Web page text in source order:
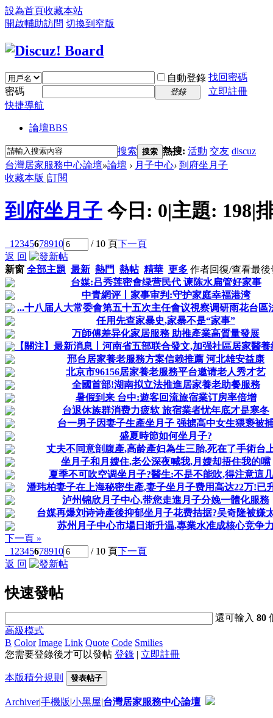
設為首頁收藏本站
開啟輔助訪問 切換到窄版
自動登錄 找回密碼
密碼
登錄
立即註冊
快捷導航
論壇BBS
搜索 搜索 熱搜: 活動 交友 discuz
台灣居家服務中心論壇»論壇 › 月子中心› 到府坐月子
收藏本版 |訂閱
到府坐月子 今日: 0|主題: 198|
1 2345678910 / 10 頁下一頁
返 回
新窗 全部主題 最新 熱門 熱帖 精華 更多 作者回復/查看最後
台媒:吕秀莲密會绿营民代 谏陈水扁管好家事
中青網评丨家事审判:守护家庭幸福港湾
...十八届人大常委會第五十五次主任會议視察调研雨花台區
任用先查家暴史,家暴不是“家事”
万師傅差异化家居服務 助推產業高質量發展
【關注】最新消息丨河南省五部联合發文,加强社區居家醫
邢台居家養老服務方案信赖推薦 河北雄安益康
北京市96156居家養老服務平台邀请老人秀才艺
全國首部!湖南拟立法推進居家養老助餐服務
暑假到来 台中:遊客回流旅宿業订房率倍增
台退休族群消费力疲软 旅宿業者忧年底才是寒冬
台一男子因妻子生產坐月子 强掳高中女生猥亵被
盛夏時節如何坐月子?
丈夫不同意剖腹產,高龄產妇為生三胎,死在了手術台
坐月子和月嫂住,老公深夜喊我,月嫂却捂住我的嘴
夏季不可吹空调坐月子?醫生:不是不能吹,得注意這
潘玮柏妻子在上海秘密生產,妻子坐月子费用高达22万!已
泸州锦欣月子中心,带您走進月子分娩一體化服務
台媒再爆刘诗诗產後抑郁坐月子花费拮据?吴奇隆被嫌
苏州月子中心市場日渐升温,專業水准成核心竞争
下一頁 »
1 2345678910 / 10 頁下一頁
返 回
快速發帖
還可輸入80
高級模式
B Color Image Link Quote Code Smilies
您需要登錄後才可以發帖 登錄 | 立即註冊
本版積分規則 發表帖子
Archiver|手機版|小黑屋|台灣居家服務中心論壇